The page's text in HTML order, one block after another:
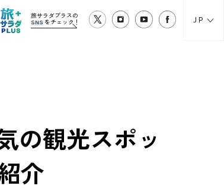
旅サラダプラスの
SNS をチェック！ JP
の観光スポッ
介